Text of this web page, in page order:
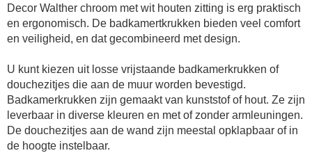
Decor Walther chroom met wit houten zitting is erg praktisch
en ergonomisch. De badkamertkrukken bieden veel comfort
en veiligheid, en dat gecombineerd met design.
U kunt kiezen uit losse vrijstaande badkamerkrukken of
douchezitjes die aan de muur worden bevestigd.
Badkamerkrukken zijn gemaakt van kunststof of hout. Ze zijn
leverbaar in diverse kleuren en met of zonder armleuningen.
De douchezitjes aan de wand zijn meestal opklapbaar of in
de hoogte instelbaar.